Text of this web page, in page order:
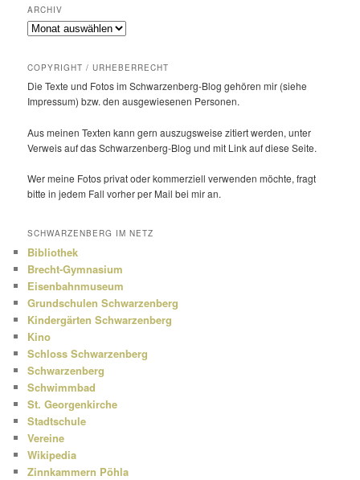
ARCHIV
Archiv
COPYRIGHT / URHEBERRECHT
Die Texte und Fotos im Schwarzenberg-Blog gehören mir (siehe
Impressum) bzw. den ausge­wie­senen Personen.
Aus meinen Texten kann gern auszugs­weise zitiert werden, unter
Verweis auf das Schwarzenberg-Blog und mit Link auf diese Seite.
Wer meine Fotos privat oder kommer­ziell verwenden möchte, fragt
bitte in jedem Fall vorher per Mail bei mir an.
SCHWARZENBERG IM NETZ
Bibliothek
Brecht-Gymnasium
Eisenbahnmuseum
Grundschulen Schwarzenberg
Kindergärten Schwarzenberg
Kino
Schloss Schwarzenberg
Schwarzenberg
Schwimmbad
St. Georgenkirche
Stadtschule
Vereine
Wikipedia
Zinnkammern Pöhla